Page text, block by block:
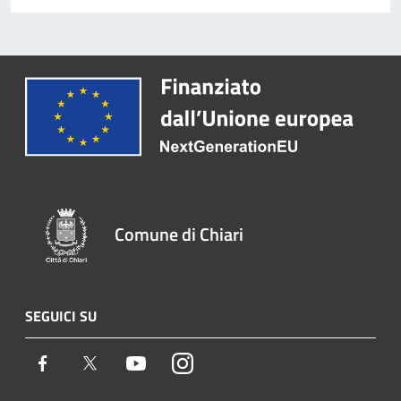
Comune di Chiari
SEGUICI SU
Facebook Twitter YoutubeInstagram